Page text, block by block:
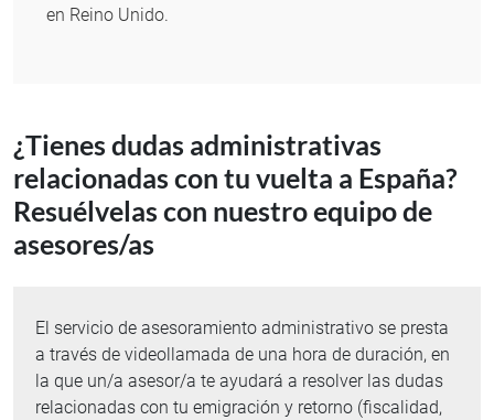
en Reino Unido.
¿Tienes dudas administrativas
relacionadas con tu vuelta a España?
Resuélvelas con nuestro equipo de
asesores/as
El servicio de asesoramiento administrativo se presta
a través de videollamada de una hora de duración, en
la que un/a asesor/a te ayudará a resolver las dudas
relacionadas con tu emigración y retorno (fiscalidad,